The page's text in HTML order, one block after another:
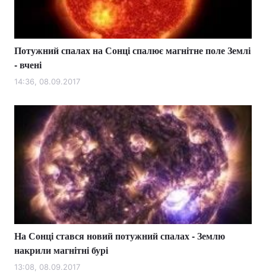
Потужний спалах на Сонці спалює магнітне поле Землі
- вчені
14:36, 08.09.2017
На Сонці стався новий потужний спалах - Землю
накрили магнітні бурі
13:08, 08.09.2017